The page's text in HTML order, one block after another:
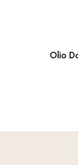
Olio